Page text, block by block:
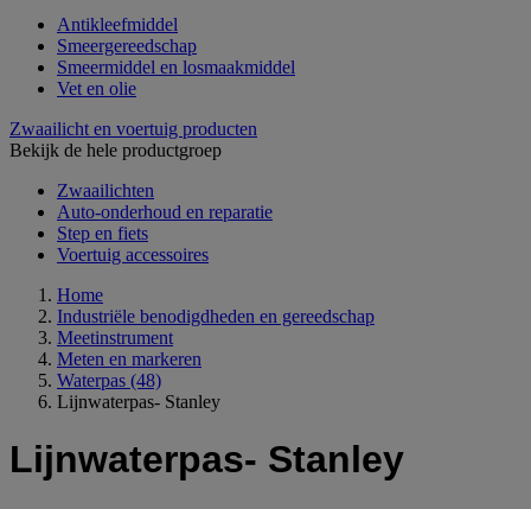
Antikleefmiddel
Smeergereedschap
Smeermiddel en losmaakmiddel
Vet en olie
Zwaailicht en voertuig producten
Bekijk de hele productgroep
Zwaailichten
Auto-onderhoud en reparatie
Step en fiets
Voertuig accessoires
Home
Industriële benodigdheden en gereedschap
Meetinstrument
Meten en markeren
Waterpas (48)
Lijnwaterpas- Stanley
Lijnwaterpas- Stanley